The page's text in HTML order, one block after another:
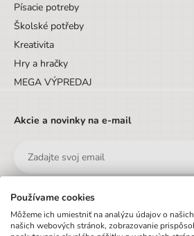
Písacie potreby
Školské potřeby
Kreativita
Hry a hračky
MEGA VÝPREDAJ
Akcie a novinky na e-mail
Používame cookies
Môžeme ich umiestniť na analýzu údajov o
našich webových stránok, zobrazovanie